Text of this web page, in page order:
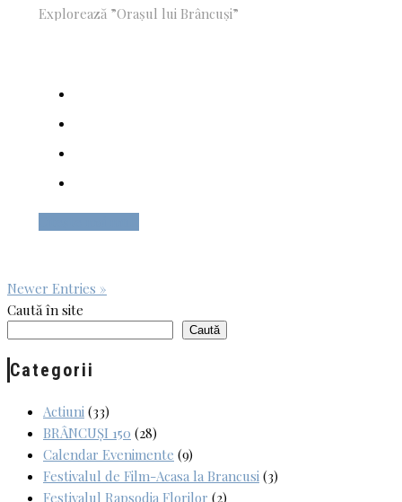
Explorează ”Orașul lui Brâncuși”
Newer Entries »
Caută în site
Caută
Categorii
Actiuni (33)
BRÂNCUȘI 150 (28)
Calendar Evenimente (9)
Festivalul de Film-Acasa la Brancusi (3)
Festivalul Rapsodia Florilor (2)